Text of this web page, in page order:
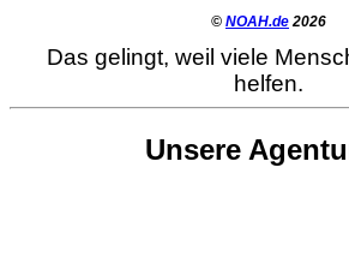
© NOAH.de 2026
Das gelingt, weil viele
helfen.
Unsere